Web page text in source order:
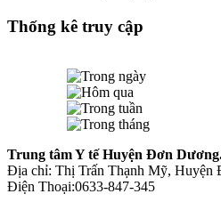
Thống kê truy cập
Trung tâm Y tế Huyện Đơn
Địa chỉ: Thị Trấn Thạnh Mỹ,
Điện Thoại:0633-847-345